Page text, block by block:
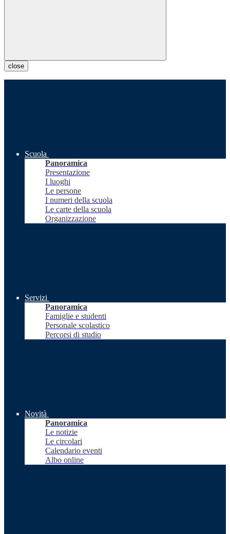
close
Scuola
Panoramica
Presentazione
I luoghi
Le persone
I numeri della scuola
Le carte della scuola
Organizzazione
Servizi
Panoramica
Famiglie e studenti
Personale scolastico
Percorsi di studio
Novità
Panoramica
Le notizie
Le circolari
Calendario eventi
Albo online